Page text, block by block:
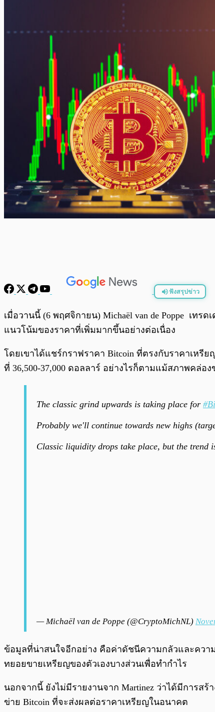
ฟังสรุปข่าว
พร้อมเล่น
เมื่อวานนี้ (6 พฤศจิกายน) Michaël van de Poppe เท
แนวโน้มของราคาที่เพิ่มมากขึ้นอย่างต่อเนื่อง
โดยเขาได้แชร์กราฟราคา Bitcoin ที่ตรงกับราคาเหรี
ที่ 36,500-37,000 ดอลลาร์ อย่างไรก็ตามแม้สภาพคล่
The classic grind upwards is taking place for
Probably we'll continue towards new highs
Classic liquidity drops take place, but the trend
— Michaël van de Poppe (@CryptoMichNL)
ข้อมูลที่น่าสนใจอีกอย่าง คือค่าดัชนีความกลัวและควา
ทยอยขายเหรียญของตัวเองบางส่วนเพื่อทำกำไร
นอกจากนี้ ยังไม่มีรายงานจาก Martinez ว่าได้มีการสร้า
ข่าย Bitcoin ที่จะส่งผลต่อราคาเหรียญในอนาคต